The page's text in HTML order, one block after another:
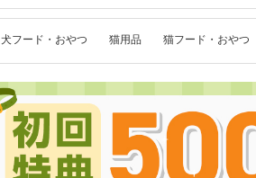
犬フード・おやつ 猫用品 猫フード・おやつ